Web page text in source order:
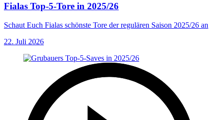
Fialas Top-5-Tore in 2025/26
Schaut Euch Fialas schönste Tore der regulären Saison 2025/26 an
22. Juli 2026